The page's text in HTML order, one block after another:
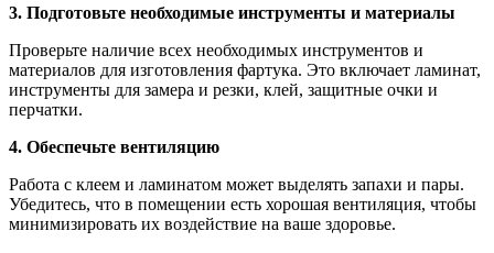
3. Подготовьте необходимые инструменты и материалы
Проверьте наличие всех необходимых инструментов и
материалов для изготовления фартука. Это включает ламинат,
инструменты для замера и резки, клей, защитные очки и
перчатки.
4. Обеспечьте вентиляцию
Работа с клеем и ламинатом может выделять запахи и пары.
Убедитесь, что в помещении есть хорошая вентиляция, чтобы
минимизировать их воздействие на ваше здоровье.